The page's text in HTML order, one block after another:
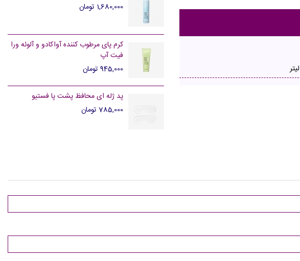
1,680,000 تومان
کرم پای مرطوب کننده آواکادو و آلوئه ورا
فیت آپ
945,000 تومان
پد ژله ای محافظ پشت پا فستیو
785,000 تومان